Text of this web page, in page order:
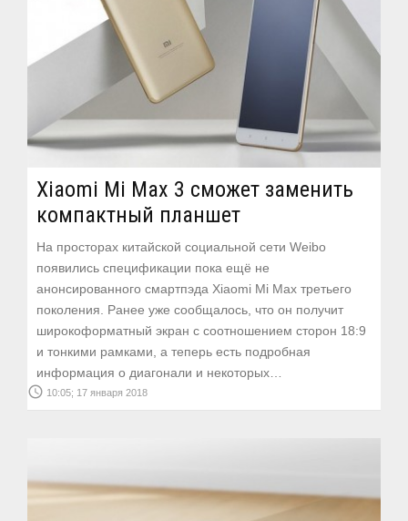
Xiaomi Mi Max 3 сможет заменить
компактный планшет
На просторах китайской социальной сети Weibo
появились спецификации пока ещё не
анонсированного смартпэда Xiaomi Mi Max третьего
поколения. Ранее уже сообщалось, что он получит
широкоформатный экран с соотношением сторон 18:9
и тонкими рамками, а теперь есть подробная
информация о диагонали и некоторых…
access_time 10:05; 17 января 2018